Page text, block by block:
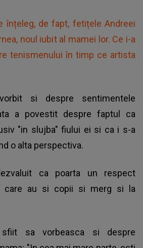
înțeleg, de fapt, fetițele Andreei
noul iubit al mamei lor. Ce i-a
tenismenului în timp ce artista
si despre sentimentele
a povestit despre faptul ca
"in slujba" fiului ei si ca i s-a
o alta perspectiva.
ca poarta un respect
care au si copii si merg si la
sa vorbeasca si despre